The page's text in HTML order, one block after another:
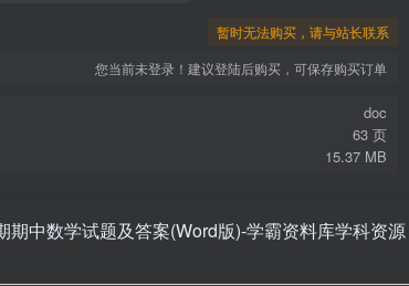
暂时无法购买，请与站长联系
您当前未登录！建议登陆后购买，可保存购买订单
doc
63 页
15.37 MB